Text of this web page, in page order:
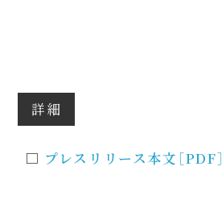
詳細
□ プレスリリース本文［PDF］